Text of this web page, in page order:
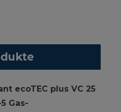
ecoTEC plus VC 25
5 Gas-